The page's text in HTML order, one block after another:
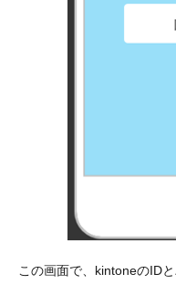
この画面で、kintoneのID